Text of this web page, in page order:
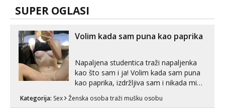
SUPER OGLASI
Volim kada sam puna kao paprika
Napaljena studentica traži napaljenka
kao što sam i ja! Volim kada sam puna
kao paprika, izdržljiva sam i nikada mi
puta dnevno bilo kad i bilo gdje zato se
Kategorija: Sex Ženska osoba traži mušku osobu